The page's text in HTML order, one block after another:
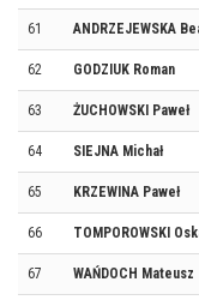
61 ANDRZEJEWSKA
62 GODZIUK Roman
63 ŻUCHOWSKI Paweł
64 SIEJNA Michał
65 KRZEWINA Paweł
66 TOMPOROWSKI
67 WAŃDOCH Mateusz